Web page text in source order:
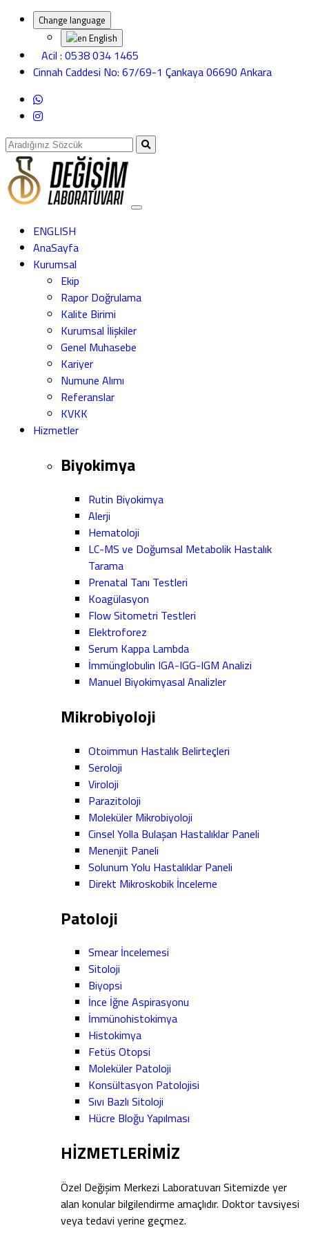
Change language
English
Acil : 0538 034 1465
Cinnah Caddesi No: 67/69-1 Çankaya 06690 Ankara
ENGLISH
AnaSayfa
Kurumsal
Ekip
Rapor Doğrulama
Kalite Birimi
Kurumsal İlişkiler
Genel Muhasebe
Kariyer
Numune Alımı
Referanslar
KVKK
Hizmetler
Biyokimya
Rutin Biyokimya
Alerji
Hematoloji
LC-MS ve Doğumsal Metabolik Hastalık
Tarama
Prenatal Tanı Testleri
Koagülasyon
Flow Sitometri Testleri
Elektroforez
Serum Kappa Lambda
İmmünglobulin IGA-IGG-IGM Analizi
Manuel Biyokimyasal Analizler
Mikrobiyoloji
Otoimmun Hastalık Belirteçleri
Seroloji
Viroloji
Parazitoloji
Moleküler Mikrobiyoloji
Cinsel Yolla Bulaşan Hastalıklar Paneli
Menenjit Paneli
Solunum Yolu Hastalıklar Paneli
Direkt Mikroskobik İnceleme
Patoloji
Smear İncelemesi
Sitoloji
Biyopsi
İnce İğne Aspirasyonu
İmmünohistokimya
Histokimya
Fetüs Otopsi
Moleküler Patoloji
Konsültasyon Patolojisi
Sıvı Bazlı Sitoloji
Hücre Bloğu Yapılması
HİZMETLERİMİZ
Özel Değişim Merkezi Laboratuvarı Sitemizde yer
alan konular bilgilendirme amaçlıdır. Doktor tavsiyesi
veya tedavi yerine geçmez.